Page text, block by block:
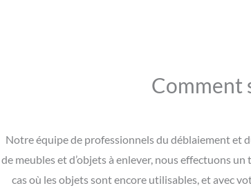
Comment
Notre équipe de professionnels du déblaiement et
de meubles et d’objets à enlever, nous effectuons
cas où les objets sont encore utilisables, et avec